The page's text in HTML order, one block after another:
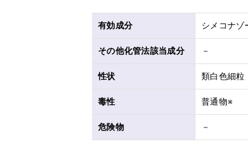
有効成分 シメコナゾ
その他化管法該当成分 －
性状 類白色細粒
毒性 普通物※
危険物 －